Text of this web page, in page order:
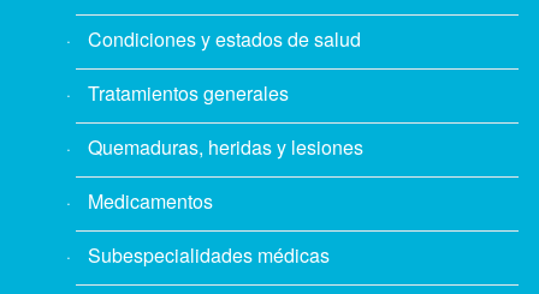
Condiciones y estados de salud
Tratamientos generales
Quemaduras, heridas y lesiones
Medicamentos
Subespecialidades médicas